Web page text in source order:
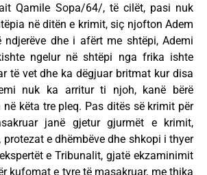
Qamile Sopa/64/, të cilët, pasi nuk
në ditën e krimit, siç njofton Adem
ndjerëve dhe i afërt me shtëpi, Ademi
ngelur në shtëpi nga frika ishte
të vet dhe ka dëgjuar britmat kur disa
nuk ka arritur ti njoh, kanë bërë
këta tre pleq. Pas ditës së krimit për
janë gjetur gjurmët e krimit,
protezat e dhëmbëve dhe shkopi i thyer
e Tribunalit, gjatë ekzaminimit
kufomat e tyre të masakruar, me thika